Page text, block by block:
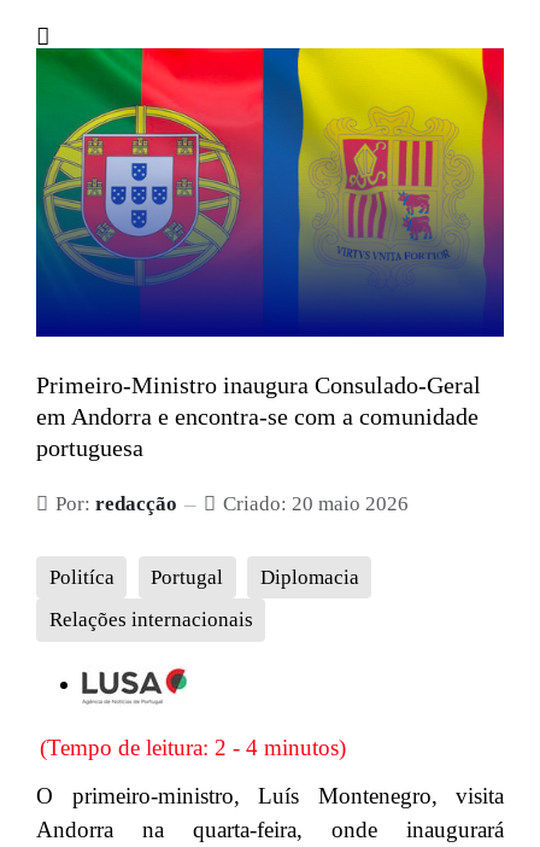
Primeiro-Ministro inaugura Consulado-Geral
em Andorra e encontra-se com a comunidade
portuguesa
Por: redacção Criado: 20 maio 2026
Politíca Portugal
Diplomacia
Relações internacionais
(Tempo de leitura: 2 - 4 minutos)
O primeiro-ministro, Luís Montenegro, visita
Andorra na quarta-feira, onde inaugurará